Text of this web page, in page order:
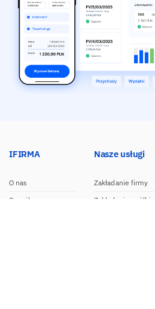
IFIRMA
O nas
Cennik
Nasze usługi
Zakładanie firmy
Zakładanie spółki